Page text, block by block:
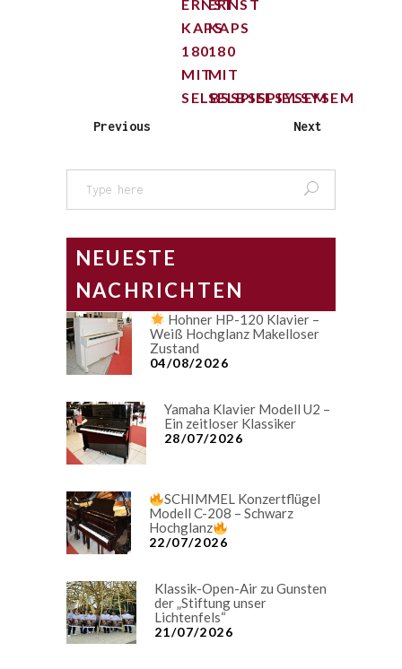
ERNST
KAPS
180
MIT
SELBSSPIELSYSEM
Previous
ERNST
KAPS
180
MIT
SELBSSPIELSYSEM
Next
NEUESTE
NACHRICHTEN
Hohner HP-120 Klavier –
Weiß Hochglanz Makelloser
Zustand
04/08/2026
Yamaha Klavier Modell U2 –
Ein zeitloser Klassiker
28/07/2026
SCHIMMEL Konzertflügel
Modell C-208 – Schwarz
Hochglanz
22/07/2026
Klassik-Open-Air zu Gunsten
der „Stiftung unser
Lichtenfels“
21/07/2026